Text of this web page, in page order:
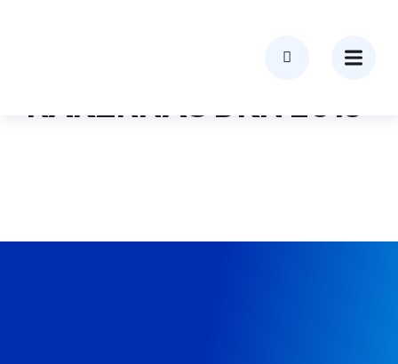
RAKERNAS DKN 2018